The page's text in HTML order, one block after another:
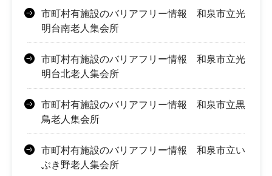
市町村有施設のバリアフリー情報 和泉市立光
明台南老人集会所
市町村有施設のバリアフリー情報 和泉市立光
明台北老人集会所
市町村有施設のバリアフリー情報 和泉市立黒
鳥老人集会所
市町村有施設のバリアフリー情報 和泉市立い
ぶき野老人集会所